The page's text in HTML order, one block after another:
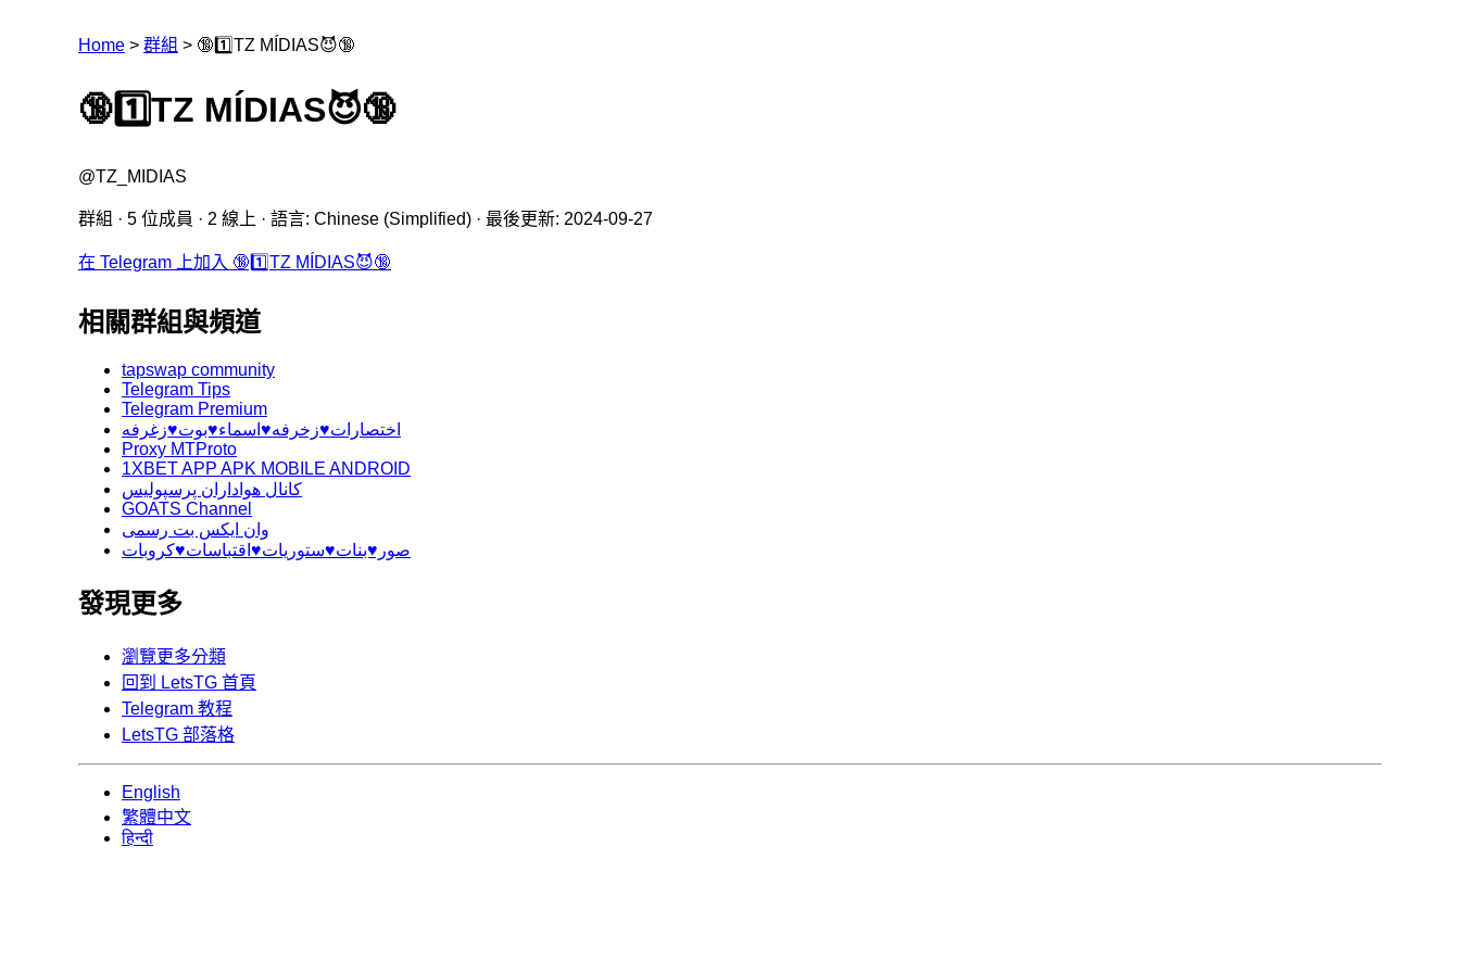
Home > 群組 > 🔞1️⃣TZ MÍDIAS😈🔞
🔞1️⃣TZ MÍDIAS😈🔞
@TZ_MIDIAS
群組 · 5 位成員 · 2 線上 · 語言: Chinese (Simplified) · 最後更新: 2024-09-27
在 Telegram 上加入 🔞1️⃣TZ MÍDIAS😈🔞
相關群組與頻道
tapswap community
Telegram Tips
Telegram Premium
اختصارات♥️زخرفه♥️اسماء♥️بوت♥️زغرفه
Proxy MTProto
1XBET APP APK MOBILE ANDROID
کانال هواداران پرسپولیس
GOATS Channel
وان ایکس بت رسمی
صور♥️بنات♥️ستوريات♥️اقتباسات♥️كروبات
發現更多
瀏覽更多分類
回到 LetsTG 首頁
Telegram 教程
LetsTG 部落格
English
繁體中文
हिन्दी